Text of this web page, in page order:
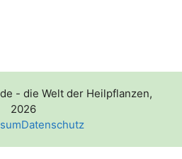
- die Welt der Heilpflanzen,
2026
Datenschutz